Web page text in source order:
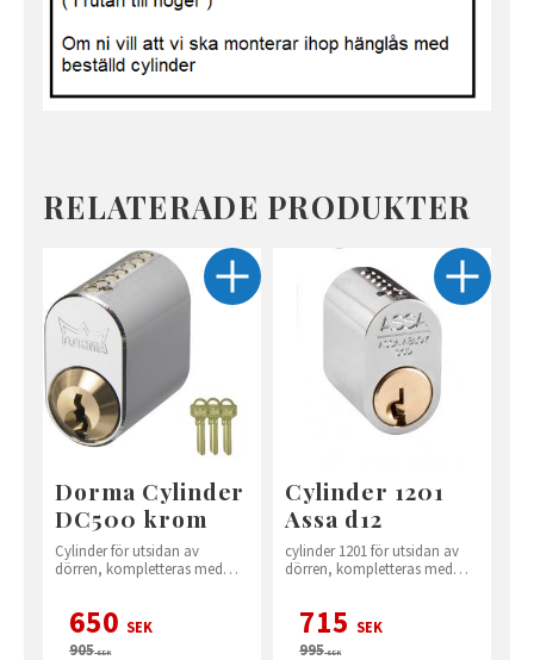
RELATERADE PRODUKTER
Dorma Cylinder
DC500 krom
Cylinder för utsidan av
dörren, kompletteras med
650 SEK
905SEK
Cylinder 1201
Assa d12
cylinder 1201 för utsidan av
dörren, kompletteras med
715 SEK
995SEK